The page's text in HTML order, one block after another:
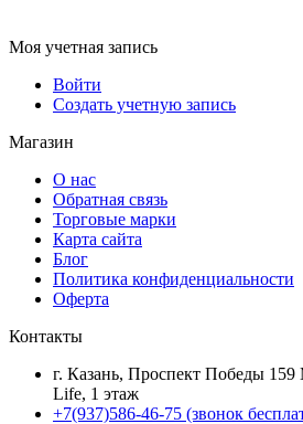
Моя учетная запись
Войти
Создать учетную запись
Магазин
О нас
Обратная связь
Торговые марки
Карта сайта
Блог
Политика конфиденциальности
Оферта
Контакты
г. Казань, Проспект Победы
Life, 1 этаж
+7(937)586-46-75 (звонок